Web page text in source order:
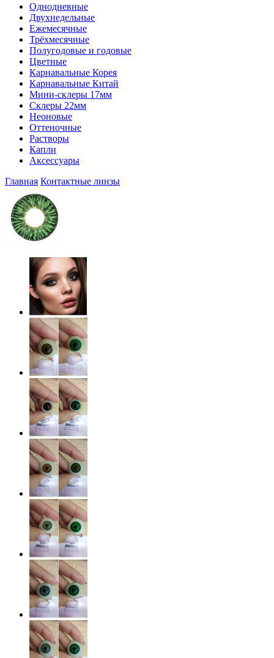
Однодневные
Двухнедельные
Ежемесячные
Трёхмесячные
Полугодовые и годовые
Цветные
Карнавальные Корея
Карнавальные Китай
Мини-склеры 17мм
Склеры 22мм
Неоновые
Оттеночные
Растворы
Капли
Аксессуары
Главная Контактные линзы